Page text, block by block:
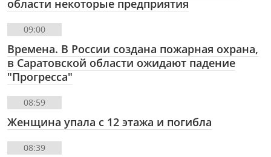
области некоторые предприятия
09:00
Времена. В России создана пожарная охрана,
в Саратовской области ожидают падение
"Прогресса"
08:59
Женщина упала с 12 этажа и погибла
08:39